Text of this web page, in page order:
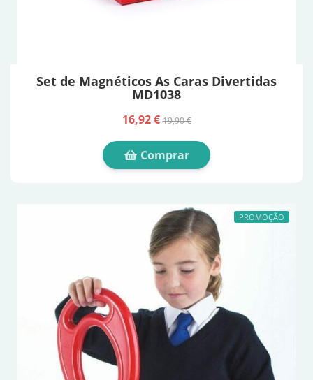
Set de Magnéticos As Caras Divertidas
MD1038
16,92 €19,90 €
Comprar
PROMOÇÃO